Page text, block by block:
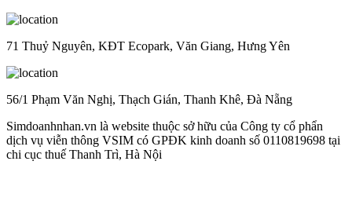
71 Thuỷ Nguyên, KĐT Ecopark, Văn Giang, Hưng Yên
56/1 Phạm Văn Nghị, Thạch Gián, Thanh Khê, Đà Nẵng
Simdoanhnhan.vn là website thuộc sở hữu của Công ty cổ phẩn
dịch vụ viễn thông VSIM có GPĐK kinh doanh số 0110819698 tại
chi cục thuế Thanh Trì, Hà Nội